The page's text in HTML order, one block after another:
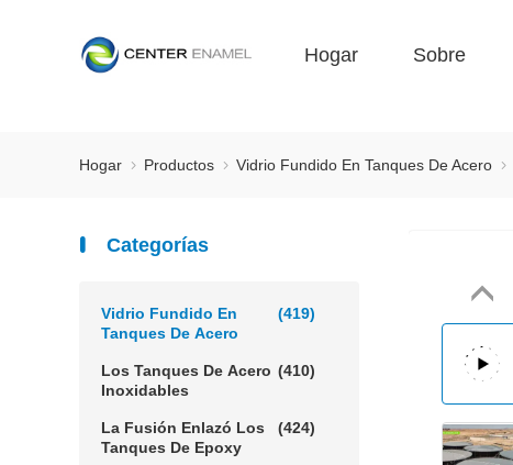
Hogar Sobre
Hogar Productos Vidrio Fundido En Tanques De Acero
Categorías
Vidrio Fundido En
Tanques De Acero
(419)
Los Tanques De Acero
Inoxidables
(410)
La Fusión Enlazó Los
Tanques De Epoxy
(424)